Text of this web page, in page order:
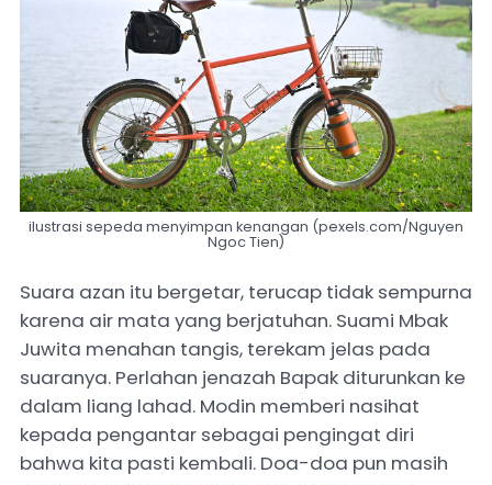
ilustrasi sepeda menyimpan kenangan (pexels.com/Nguyen
Ngoc Tien)
Suara azan itu bergetar, terucap tidak sempurna
karena air mata yang berjatuhan. Suami Mbak
Juwita menahan tangis, terekam jelas pada
suaranya. Perlahan jenazah Bapak diturunkan ke
dalam liang lahad. Modin memberi nasihat
kepada pengantar sebagai pengingat diri
bahwa kita pasti kembali. Doa-doa pun masih